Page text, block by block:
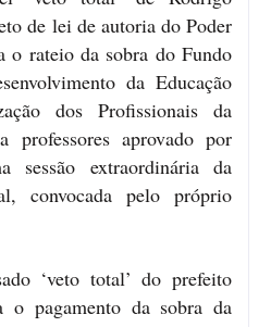
de lei de autoria do Poder
o rateio da sobra do Fundo
da Educação
dos Profissionais da
professores aprovado por
sessão extraordinária da
convocada pelo próprio
‘veto total’ do prefeito
o pagamento da sobra da